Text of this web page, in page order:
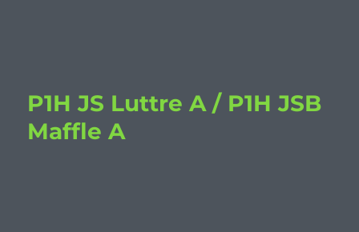
P1H JS Luttre A / P1H JSB
Maffle A